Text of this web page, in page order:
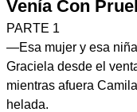
Venía Con
PARTE 1
—Esa mujer y esa
Graciela desde el
mientras afuera
helada.